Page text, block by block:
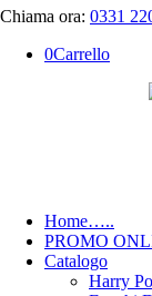
Chiama ora: 0331
0Carrello
Home…..
PROMO
Catalogo
Harry